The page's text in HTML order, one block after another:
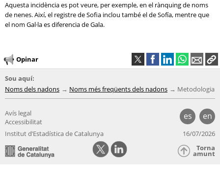
Aquesta incidència es pot veure, per exemple, en el rànquing de noms
de nenes. Així, el registre de Sofia inclou també el de Sofía, mentre que
el nom Gal·la es diferencia de Gala.
Opinar
Sou aquí:
Noms dels nadons
Noms més freqüents dels nadons Metodologia
es en
Avís legal
Accessibilitat
Institut d’Estadística de Catalunya
16/07/2026
Torna
amunt